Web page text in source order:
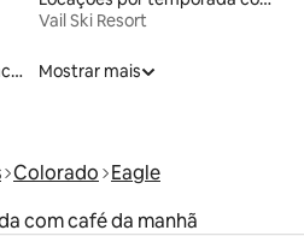
Vail Ski Resort
Aluguéis de espaços que aceitam animais de estimação
Mostrar mais
Colorado Eagle
com café da manhã